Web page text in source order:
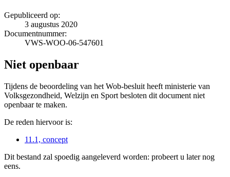
Gepubliceerd op:
3 augustus 2020
Documentnummer:
VWS-WOO-06-547601
Niet openbaar
Tijdens de beoordeling van het Wob-besluit heeft ministerie van
Volksgezondheid, Welzijn en Sport besloten dit document niet
openbaar te maken.
De reden hiervoor is:
11.1, concept
Dit bestand zal spoedig aangeleverd worden: probeert u later nog
eens.